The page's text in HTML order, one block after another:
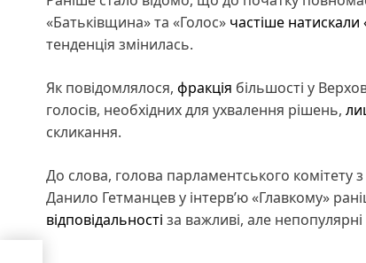
«Батьківщина» та «Голос» частіше натискали
тенденція змінилась.
Як повідомлялося, фракція більшості у
голосів, необхідних для ухвалення рішень,
скликання.
До слова, голова парламентського комітету
Данило Гетманцев у інтерв’ю «Главкому»
відповідальності за важливі, але